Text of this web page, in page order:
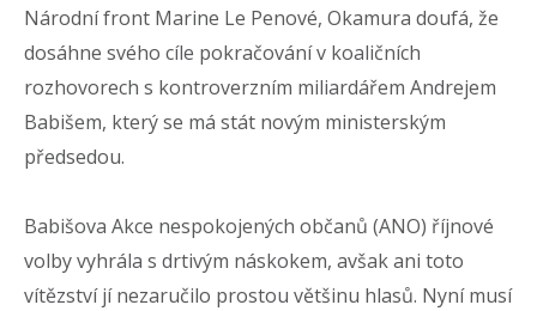
Národní front Marine Le Penové, Okamura doufá, že
dosáhne svého cíle pokračování v koaličních
rozhovorech s kontroverzním miliardářem Andrejem
Babišem, který se má stát novým ministerským
předsedou.
Babišova Akce nespokojených občanů (ANO) říjnové
volby vyhrála s drtivým náskokem, avšak ani toto
vítězství jí nezaručilo prostou většinu hlasů. Nyní musí